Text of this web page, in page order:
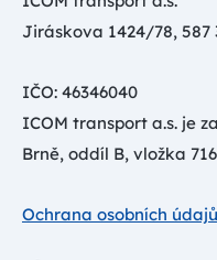
Jiráskova 1424/78, 587
IČO: 46346040
ICOM transport a.s. je
Brně, oddíl B, vložka 716
Ochrana osobních údajů